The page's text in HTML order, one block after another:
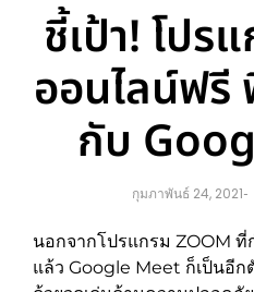
ชี้เป้า! โปร
ออนไลน์ฟรี
กับ
กุมภาพันธ์ 24, 2021-
นอกจากโปรแกรม ZOOM
แล้ว Google Meet ก็เป็นอี